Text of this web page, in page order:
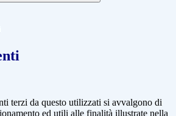
terzi da questo utilizzati si avvalgono di
ed utili alle finalità illustrate nella